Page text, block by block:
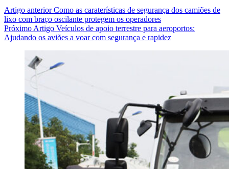
Artigo anteriorComo as caraterísticas de segurança dos camiões de
lixo com braço oscilante protegem os operadores
Próximo Artigo Veículos de apoio terrestre para aeroportos:
Ajudando os aviões a voar com segurança e rapidez